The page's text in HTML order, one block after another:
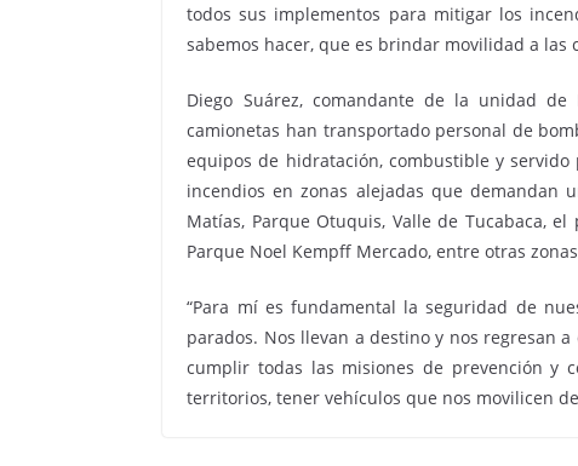
todos sus implementos para mitigar los
sabemos hacer, que es brindar movilidad a las
Diego Suárez, comandante de la unidad de
camionetas han transportado personal de
equipos de hidratación, combustible y
incendios en zonas alejadas que demandan
Matías, Parque Otuquis, Valle de Tucabaca,
Parque Noel Kempff Mercado, entre otras
“Para mí es fundamental la seguridad de
parados. Nos llevan a destino y nos regresan
cumplir todas las misiones de prevención y
territorios, tener vehículos que nos movilicen